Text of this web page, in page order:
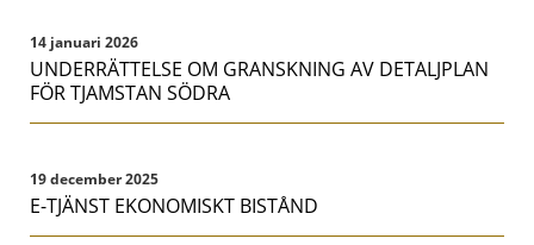
14 januari 2026
UNDERRÄTTELSE OM GRANSKNING AV DETALJPLAN
FÖR TJAMSTAN SÖDRA
19 december 2025
E-TJÄNST EKONOMISKT BISTÅND